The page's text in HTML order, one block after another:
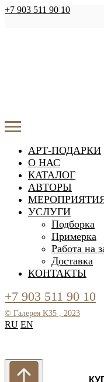
+7 903 511 90 10
АРТ-ПОДАРКИ
О НАС
КАТАЛОГ
АВТОРЫ
УСЛУГИ
Подборка
Примерка
Работа на
Доставка
КОНТАКТЫ
+7 903 511 90 10
© Галерея K35 , 2023
RU EN